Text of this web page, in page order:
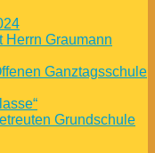
Herrn Graumann
Ganztagsschule
Grundschule